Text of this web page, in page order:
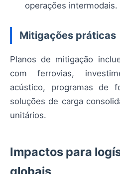
operações intermodais.
Mitigações práticas
Planos de mitigação
com ferrovias,
acústico, programas de
soluções de carga
unitários.
Impactos para